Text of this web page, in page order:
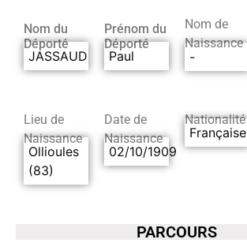
Nom du
Déporté
JASSAUD
Prénom du
Déporté
Paul
Nom de
Naissance
-
Lieu de
Naissance
Ollioules
(83)
Date de
Naissance
02/10/1909
Nationalité
Française
PARCOURS